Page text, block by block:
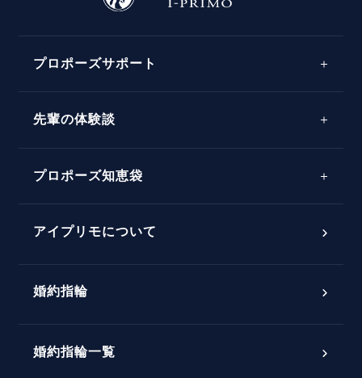
プロポーズサポート
プロポーズアイテム
パーフェクトプロポーズリング
先輩の体験談
プロポーズ知恵袋
ダイヤモンドの品質とは？
アイプリモについて
婚約指輪
婚約指輪一覧